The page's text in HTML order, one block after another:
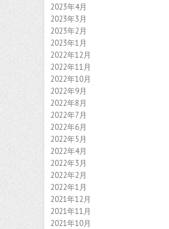
2023年4月
2023年3月
2023年2月
2023年1月
2022年12月
2022年11月
2022年10月
2022年9月
2022年8月
2022年7月
2022年6月
2022年5月
2022年4月
2022年3月
2022年2月
2022年1月
2021年12月
2021年11月
2021年10月